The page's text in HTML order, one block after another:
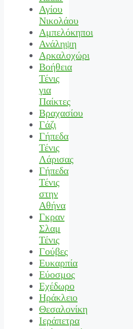
Αγίου
Νικολάου
Αμπελόκηποι
Ανάληψη
Αρκαλοχώρι
Βοήθεια
Τένις
για
Παίκτες
Βραχασίου
Γάζι
Γήπεδα
Τένις
Λάρισας
Γήπεδα
Τένις
στην
Αθήνα
Γκραν
Σλαμ
Τένις
Γούβες
Ευκαρπία
Εύοσμος
Εχέδωρο
Ηράκλειο
Θεσαλονίκη
Ιεράπετρα